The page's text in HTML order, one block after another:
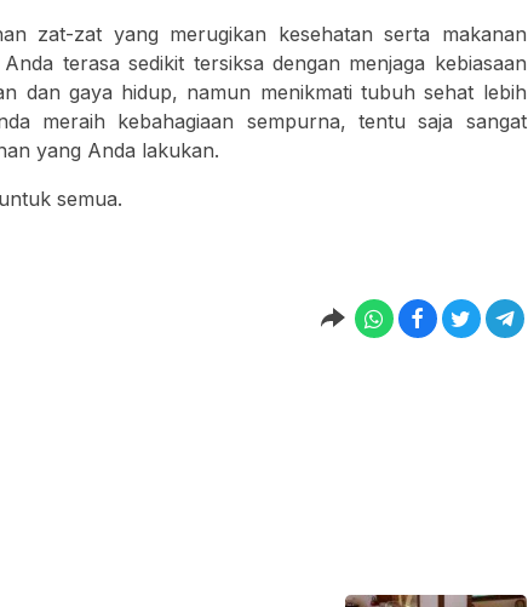
zat-zat yang merugikan kesehatan serta makanan
terasa sedikit tersiksa dengan menjaga kebiasaan
dan gaya hidup, namun menikmati tubuh sehat lebih
meraih kebahagiaan sempurna, tentu saja sangat
yang Anda lakukan.
semua.